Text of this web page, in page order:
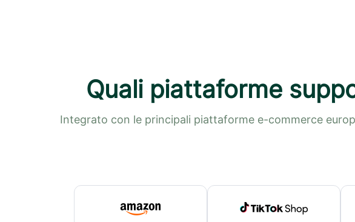
Quali piattaforme
Integrato con le principali piattaforme e-commerce